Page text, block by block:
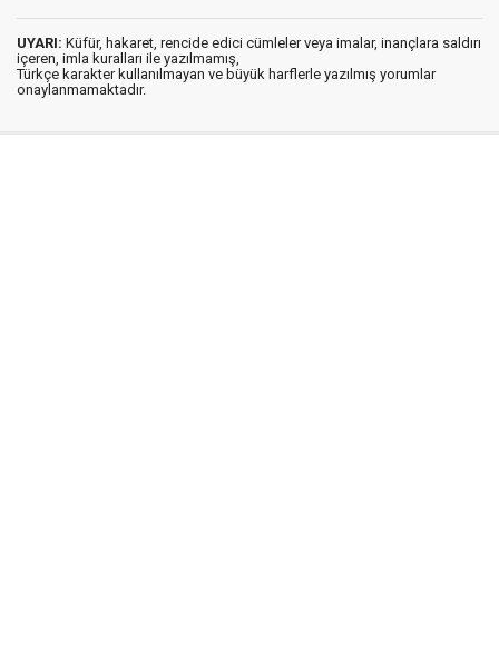
UYARI: Küfür, hakaret, rencide edici cümleler veya imalar, inançlara saldırı
içeren, imla kuralları ile yazılmamış,
Türkçe karakter kullanılmayan ve büyük harflerle yazılmış yorumlar
onaylanmamaktadır.